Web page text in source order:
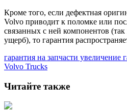
Кроме того, если дефектная
Volvo приводит к поломке или
связанных с ней компонентов
ущерб), то гарантия
гарантия на запчасти увеличение
Volvo Trucks
Читайте также